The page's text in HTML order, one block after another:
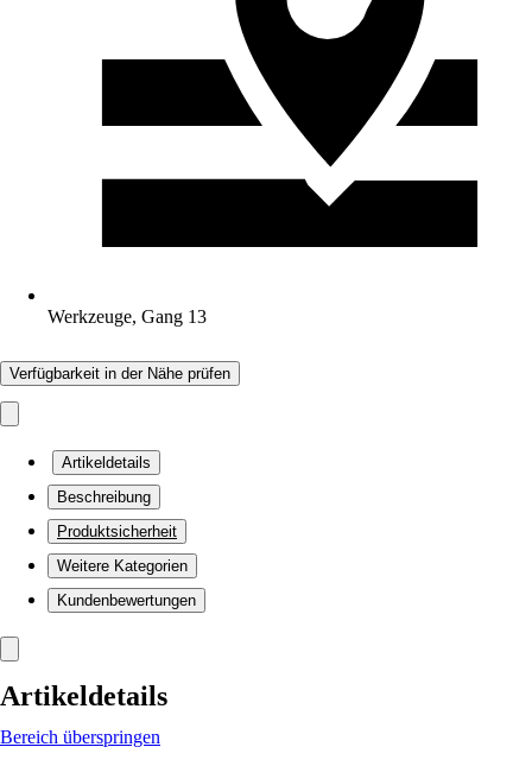
Werkzeuge, Gang 13
Verfügbarkeit in der Nähe prüfen
Artikeldetails
Beschreibung
Produktsicherheit
Weitere Kategorien
Kundenbewertungen
Artikeldetails
Bereich überspringen